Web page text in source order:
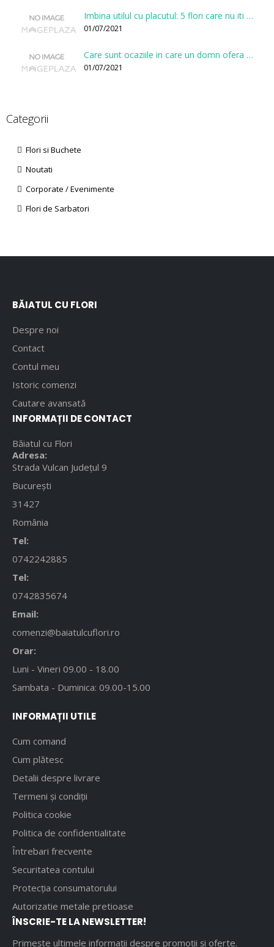
Imbina utilul cu placutul: 5 flori care nu iti vor face gaura in buget
01/07/2021
Care sunt ocaziile in care un domn ofera flori?
01/07/2021
Categorii
Flori si Buchete
Noutati
Corporate / Evenimente
Flori de Sarbatori
BĂIATUL CU FLORI
Despre noi
Contact
Contul meu
Istoric comenzi
Cautare avansată
INFORMAȚII DE CONTACT
Băiatul cu Flori
Adresa:
Strada Vulcan Județul 9
București
31427
România
Tel:
0742242885
Tel:
0742835674
Email:
comenzi@baiatulcuflori.ro
Orar:
Luni - Vineri 09.00 - 18.00
Sambata - Duminica: 09.00-15.00
INFORMAȚII UTILE
Cum comand
Cum plătesc
Detalii despre livrare
Termeni și condiții
Politica cookie
Politica de confidentialitate
Întrebari frecvente
Securitatea contului
Protecția consumatorului
Autorizatie metale pretioase
ÎNSCRIE-TE LA NEWSLETTER!
Primește ultimele informații despre promoții și oferte.